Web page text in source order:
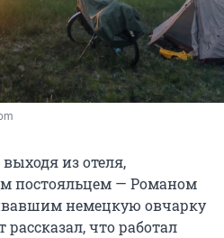
из отеля,
постояльцем — Романом
немецкую овчарку
что работал